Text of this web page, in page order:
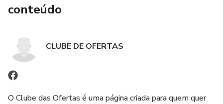
conteúdo
CLUBE DE OFERTAS
O Clube das Ofertas é uma página criada para quem quer